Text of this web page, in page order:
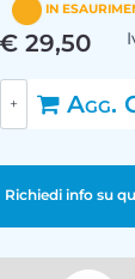
IN
€ 29,50
Quantità
Agg.
Richiedi info su